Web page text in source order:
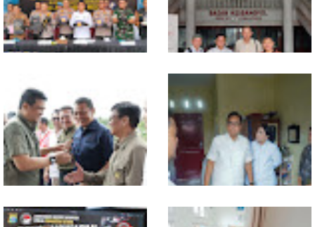
Selama 300 Hari, Polrestabes
Medan Tangkap 1.434
Tersangka Narkoba
MIO Indonesia Sumut Resmi
Daftarkan Organisasi ke
Kesbangpol, Langkah Awal
Perkuat Profesionalisme
Media Online